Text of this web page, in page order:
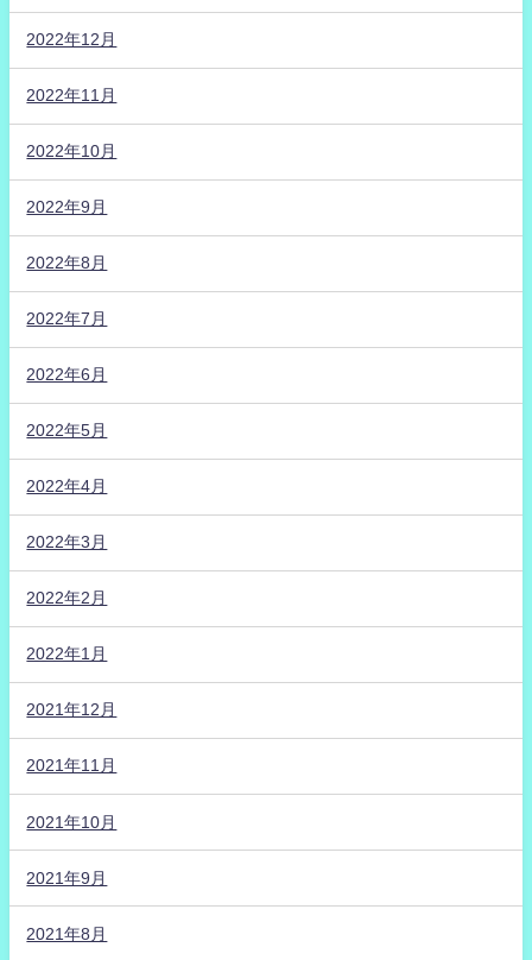
2022年12月
2022年11月
2022年10月
2022年9月
2022年8月
2022年7月
2022年6月
2022年5月
2022年4月
2022年3月
2022年2月
2022年1月
2021年12月
2021年11月
2021年10月
2021年9月
2021年8月